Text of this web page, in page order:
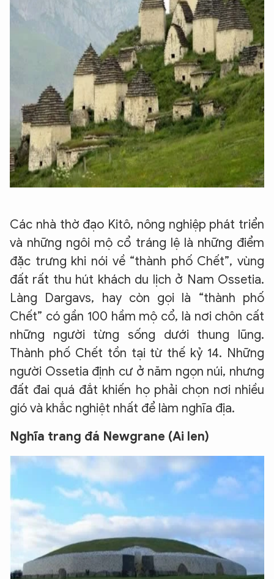
Các nhà thờ đạo Kitô, nông nghiệp phát triển
và những ngôi mộ cổ tráng lệ là những điểm
đặc trưng khi nói về “thành phố Chết”, vùng
đất rất thu hút khách du lịch ở Nam Ossetia.
Làng Dargavs, hay còn gọi là “thành phố
Chết” có gần 100 hầm mộ cổ, là nơi chôn cất
những người từng sống dưới thung lũng.
Thành phố Chết tồn tại từ thế kỷ 14. Những
người Ossetia định cư ở năm ngọn núi, nhưng
đất đai quá đắt khiến họ phải chọn nơi nhiều
gió và khắc nghiệt nhất để làm nghĩa địa.
Nghĩa trang đá Newgrane (Ai len)